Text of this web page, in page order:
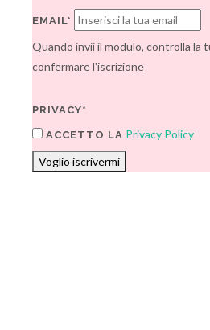
EMAIL*
Quando invii il modulo, controlla la
confermare l'iscrizione
PRIVACY*
ACCETTO LA Privacy Policy
Voglio iscrivermi